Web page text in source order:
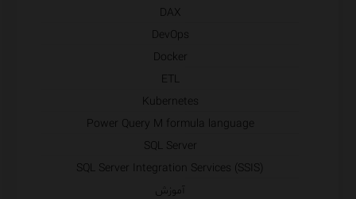
DAX
DevOps
Docker
ETL
Kubernetes
Power Query M formula language
SQL Server
SQL Server Integration Services (SSIS)
آموزش